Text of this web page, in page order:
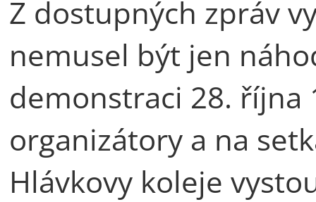
Z dostupných zpráv
nemusel být jen
demonstraci 28. října
organizátory a na
Hlávkovy koleje